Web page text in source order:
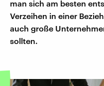
man sich am besten
Verzeihen in einer
auch große
sollten.